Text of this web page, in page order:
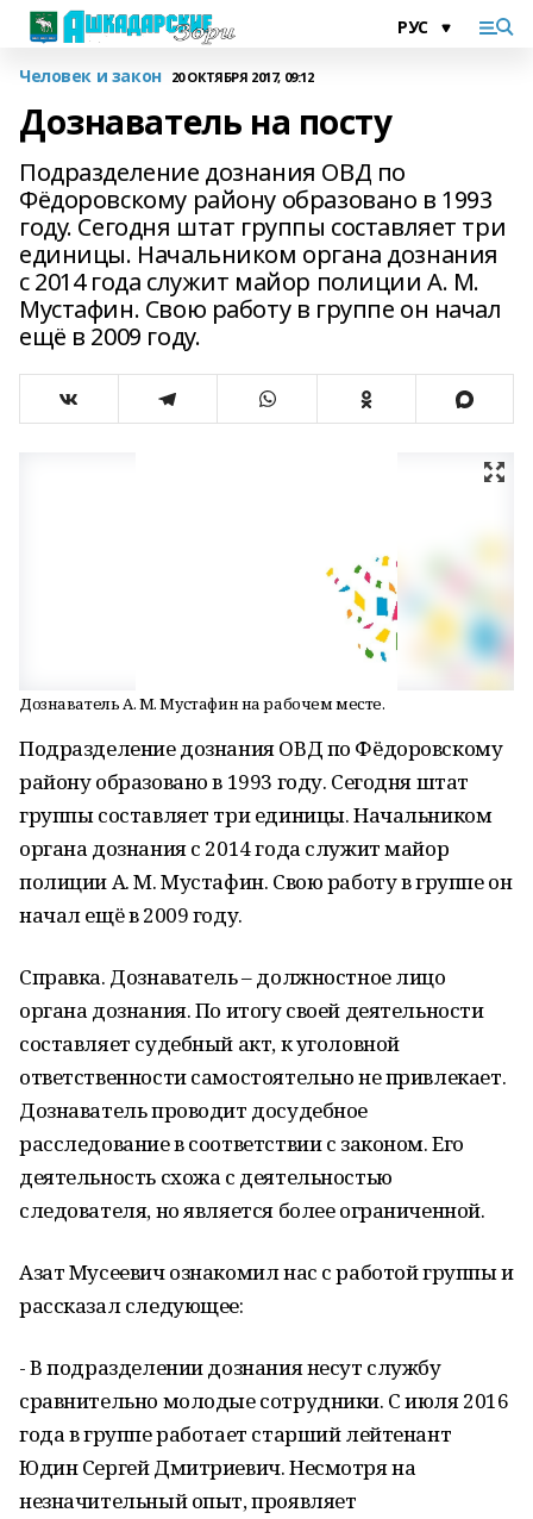
Человек и закон 20 ОКТЯБРЯ 2017, 09:12
Дознаватель на посту
Подразделение дознания ОВД по
Фёдоровскому району образовано в 1993
году. Сегодня штат группы составляет три
единицы. Начальником органа дознания
с 2014 года служит майор полиции А. М.
Мустафин. Свою работу в группе он начал
ещё в 2009 году.
Дознаватель А. М. Мустафин на рабочем месте.
Подразделение дознания ОВД по Фёдоровскому
району образовано в 1993 году. Сегодня штат
группы составляет три единицы. Начальником
органа дознания с 2014 года служит майор
полиции А. М. Мустафин. Свою работу в группе он
начал ещё в 2009 году.
Справка. Дознаватель – должностное лицо
органа дознания. По итогу своей деятельности
составляет судебный акт, к уголовной
ответственности самостоятельно не привлекает.
Дознаватель проводит досудебное
расследование в соответствии с законом. Его
деятельность схожа с деятельностью
следователя, но является более ограниченной.
Азат Мусеевич ознакомил нас с работой группы и
рассказал следующее:
- В подразделении дознания несут службу
сравнительно молодые сотрудники. С июля 2016
года в группе работает старший лейтенант
Юдин Сергей Дмитриевич. Несмотря на
незначительный опыт, проявляет